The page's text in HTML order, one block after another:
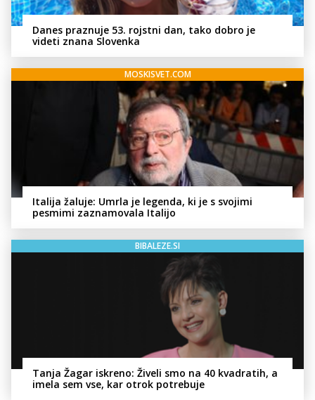
Danes praznuje 53. rojstni dan, tako dobro je
videti znana Slovenka
MOSKISVET.COM
Italija žaluje: Umrla je legenda, ki je s svojimi
pesmimi zaznamovala Italijo
BIBALEZE.SI
Tanja Žagar iskreno: Živeli smo na 40 kvadratih, a
imela sem vse, kar otrok potrebuje